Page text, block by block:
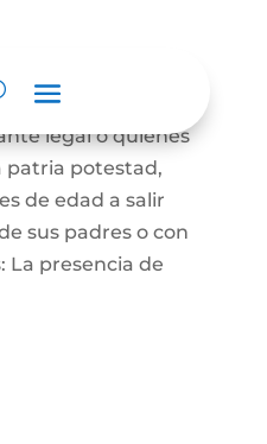
país temporal
el cual los
legal o quienes
patria potestad,
de edad a salir
sus padres o con
La presencia de